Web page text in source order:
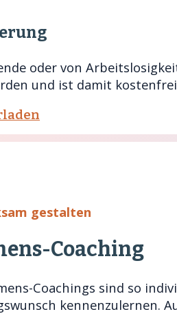
oder von
und ist damit
gestalten
Coaching
Coachings sind so
kennenzulernen.